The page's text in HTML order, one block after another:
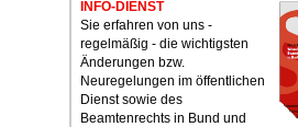
INFO-DIENST
Sie erfahren von uns -
regelmäßig - die wichtigsten
Änderungen bzw.
Neuregelungen im öffentlichen
Dienst sowie des
Beamtenrechts in Bund und